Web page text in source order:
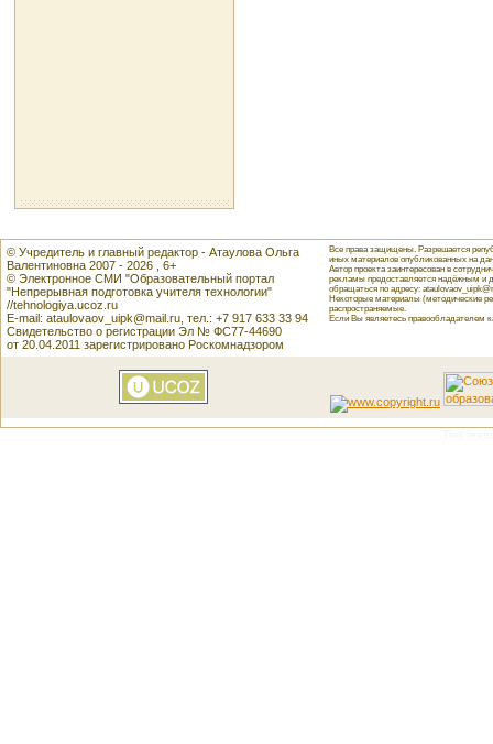
© Учредитель и главный редактор - Атаулова Ольга
Валентиновна 2007 - 2026 , 6+
© Электронное СМИ "Образовательный портал
"Непрерывная подготовка учителя технологии"
//tehnologiya.ucoz.ru
E-mail: ataulovaov_uipk@mail.ru, тел.: +7 917 633 33 94
Свидетельство о регистрации Эл № ФС77-44690
от 20.04.2011 зарегистрировано Роскомнадзором
Все права защищены. Разрешается
иных материалов опубликованных на
Автор проекта заинтересован в
рекламы предоставляется надёжным и
обращаться по адресу:
Некоторые материалы (методические
распространяемые.
Если Вы являетесь правообладателем